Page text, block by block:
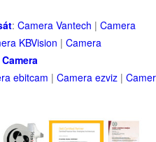
: Camera Vantech | Camera
KBVision | Camera
Camera
ebitcam | Camera ezviz |